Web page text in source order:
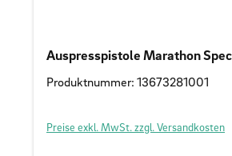
Auspresspistole Marathon
Produktnummer: 13673281001
Preise exkl. MwSt. zzgl. Versandkosten